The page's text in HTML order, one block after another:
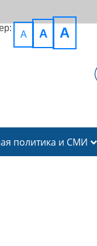
A A A
политика и СМИ